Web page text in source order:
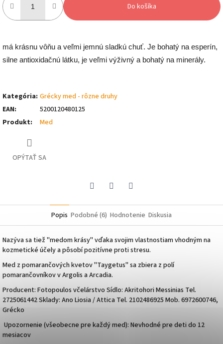
Do košíka
má krásnu vôňu a veľmi jemnú sladkú chuť. Je bohatý na esperín,
silne antioxidačnú látku, je veľmi výživný a bohatý na minerály.
Kategória: Grécky med - rôzne druhy
EAN:
5200120480125
Produkt: Med
OPÝTAŤ SA
Popis Podobné (6) Hodnotenie Diskusia
Nazýva sa tiež "medom krásy" vďaka svojim vlastnostiam vhodným na
kozmetické účely a pôsobí pozitívne proti stresu.
Med z pomarančových kvetov "Taygetus" sa zbiera z polí
pomarančovníkov v Argolis a Arcadia.
Producent: Fotopoulos včelárstvo Sídlo: Akritohori Messinias Tel.
2725061442 Sklady: Ano Liosia / Attica Tel. 2102486925 Mob. 6972600746,
Grécko
Upozornenie (všeobecne pre každý med): Nevhodné pre deti do 12
mesiacov